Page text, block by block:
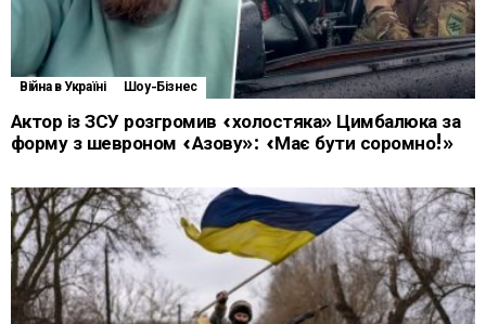
Війна в Україні Шоу-Бізнес
Актор із ЗСУ розгромив «холостяка» Цимбалюка за
форму з шевроном «Азову»: «Має бути соромно!»